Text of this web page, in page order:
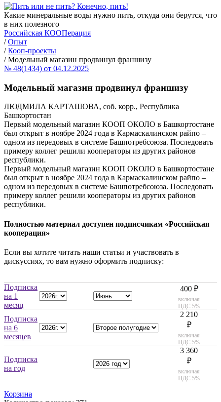
Какие минеральные воды нужно пить, откуда они берутся, что
в них полезного
Российская КООПерация
/ Опыт
/ Кооп-проекты
/ Модельный магазин продвинул франшизу
№ 48(1434) от 04.12.2025
Модельный магазин продвинул франшизу
ЛЮДМИЛА КАРТАШОВА, соб. корр., Республика
Башкортостан
Первый модельный магазин КООП ОКОЛО в Башкортостане
был открыт в ноябре 2024 года в Кармаскалинском райпо –
одном из передовых в системе Башпотребсоюза. Последовать
примеру коллег решили кооператоры из других районов
республики.
Первый модельный магазин КООП ОКОЛО в Башкортостане
был открыт в ноябре 2024 года в Кармаскалинском райпо –
одном из передовых в системе Башпотребсоюза. Последовать
примеру коллег решили кооператоры из других районов
республики.
Полностью материал доступен подписчикам «Российская
кооперация»
Если вы хотите читать наши статьи и участвовать в
дискуссиях, то вам нужно оформить подписку:
Подписка
на 1
месяц
400 ₽
включая
НДС 5%
Подписка
на 6
месяцев
2 210
₽
включая
НДС 5%
Подписка
на год
3 360
₽
включая
НДС 5%
Корзина